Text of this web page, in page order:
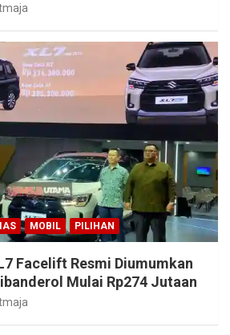
MOBIL PILIHAN
Facelift Resmi Diumumkan
Mulai Rp274 Jutaan